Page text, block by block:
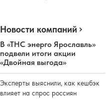
Новости компаний
В «ТНС энерго Ярославль»
подвели итоги акции
«Двойная выгода»
Эксперты выяснили, как кешбэк
влияет на спрос россиян